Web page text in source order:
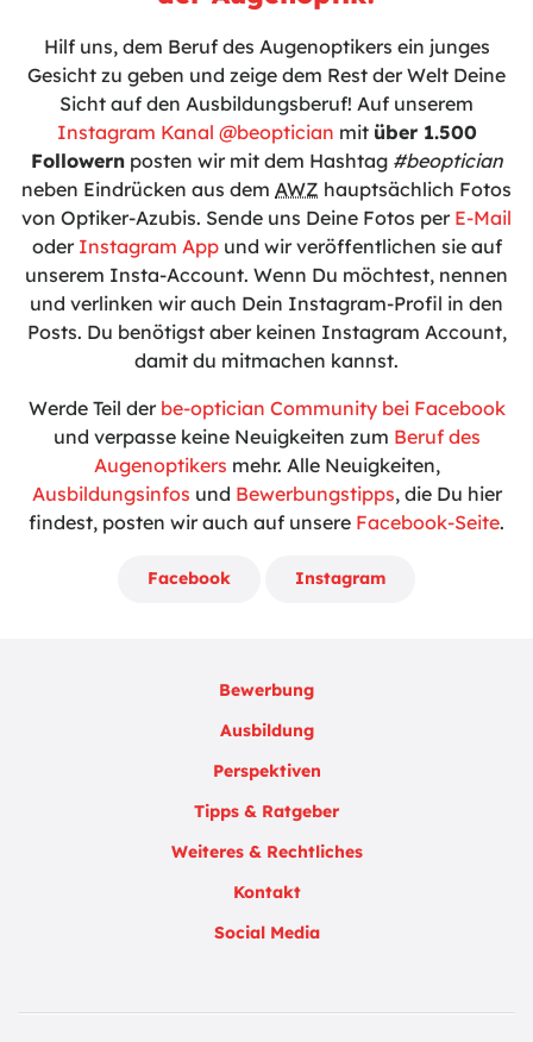
Hilf uns, dem Beruf des Augenoptikers ein junges
Gesicht zu geben und zeige dem Rest der Welt Deine
Sicht auf den Ausbildungsberuf! Auf unserem
Instagram Kanal @beoptician mit über 1.500
Followernposten wir mit dem Hashtag #beoptician
neben Eindrücken aus dem AWZ hauptsächlich Fotos
von Optiker-Azubis. Sende uns Deine Fotos per E-Mail
oder Instagram Appund wir veröffentlichen sie auf
unserem Insta-Account. Wenn Du möchtest, nennen
und verlinken wir auch Dein Instagram-Profil in den
Posts. Du benötigst aber keinen Instagram Account,
damit du mitmachen kannst.
Werde Teil der be-optician Community bei Facebook
und verpasse keine Neuigkeiten zum Beruf des
Augenoptikers mehr. Alle Neuigkeiten,
Ausbildungsinfos und Bewerbungstipps, die Du hier
findest, posten wir auch auf unsere Facebook-Seite.
Facebook Instagram
Bewerbung
Ausbildung
Perspektiven
Tipps & Ratgeber
Weiteres & Rechtliches
Kontakt
Social Media